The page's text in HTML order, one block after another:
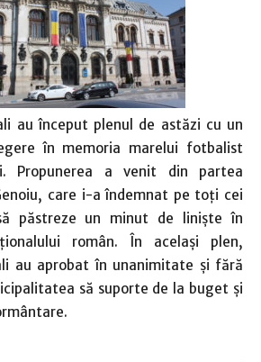
au început plenul de astăzi cu un
în memoria marelui fotbalist
Propunerea a venit din partea
care i-a îndemnat pe toți cei
păstreze un minut de liniște în
român. În același plen,
au aprobat în unanimitate și fără
să suporte de la buget și